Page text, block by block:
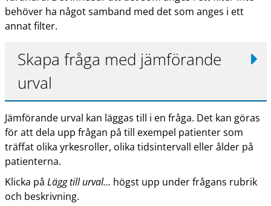
behöver ha något samband med det som anges i ett
annat filter.
Skapa fråga med jämförande
urval
Jämförande urval kan läggas till i en fråga. Det kan göras
för att dela upp frågan på till exempel patienter som
träffat olika yrkesroller, olika tidsintervall eller ålder på
patienterna.
Klicka på Lägg till urval… högst upp under frågans rubrik
och beskrivning.